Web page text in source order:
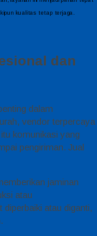
kualitas tetap terjaga.
dan
dalam
vendor terpercaya
komunikasi yang
pengiriman. Jual
jaminan
atau
atau diganti,